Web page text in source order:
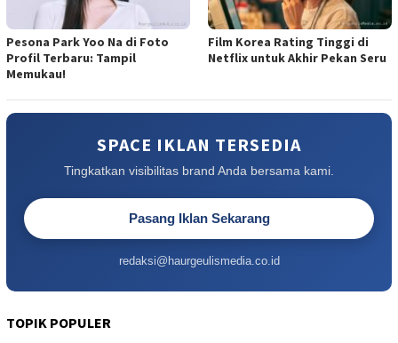
Pesona Park Yoo Na di Foto
Profil Terbaru: Tampil
Memukau!
Film Korea Rating Tinggi di
Netflix untuk Akhir Pekan Seru
SPACE IKLAN TERSEDIA
Tingkatkan visibilitas brand Anda bersama kami.
Pasang Iklan Sekarang
redaksi@haurgeulismedia.co.id
TOPIK POPULER